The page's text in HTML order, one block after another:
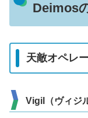
Deimos
天敵オペレ
Vigil（ヴィジ